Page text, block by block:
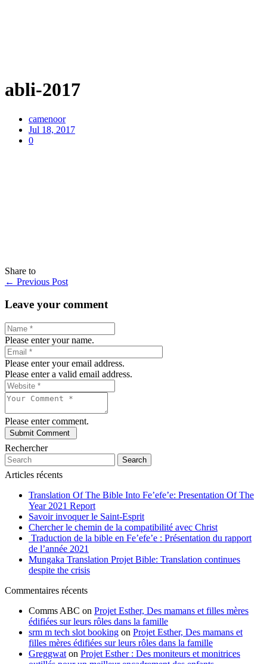
abli-2017
camenoor
Jul 18, 2017
0
Share to
← Previous Post
Leave your comment
Please enter your name.
Please enter your email address.
Please enter a valid email address.
Please enter comment.
Rechercher
Search
Articles récents
Translation Of The Bible Into Fe’efe’e: Presentation Of The
Year 2021 Report
Savoir invoquer le Saint-Esprit
Chercher le chemin de la compatibilité avec Christ
Traduction de la bible en Fe’efe’e : Présentation du rapport
de l’année 2021
Mungaka Translation Projet Bible: Translation continues
despite the crisis
Commentaires récents
Comms ABC on Projet Esther, Des mamans et filles mères
édifiées sur leurs rôles dans la famille
srm m tech slot booking on Projet Esther, Des mamans et
filles mères édifiées sur leurs rôles dans la famille
Greggwat on Projet Esther : Des moniteurs et monitrices